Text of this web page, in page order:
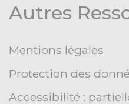
Autres
Mentions légales
Protection des
Accessibilité :